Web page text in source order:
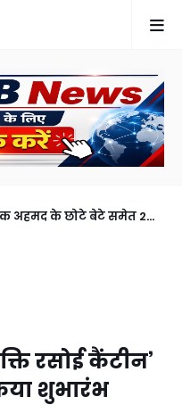
अहमद के छोटे बेटे समेत 2
रसोई कैंटीन’
शुभारंभ